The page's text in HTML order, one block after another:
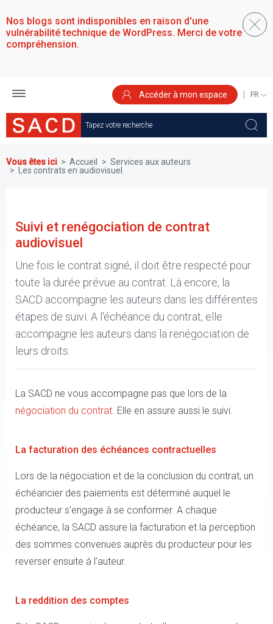
au
contenu
principal
Nos blogs sont indisponibles en raison d'une
vulnérabilité technique de WordPress. Merci de votre
compréhension.
Accéder à mon espace
YOUR
Vous êtes ici Accueil
Services aux auteurs
Les contrats en audiovisuel
Suivi et renégociation de contrat
audiovisuel
Une fois le contrat signé, il doit être respecté pour
toute la durée prévue au contrat. Là encore, la
SACD accompagne les auteurs dans les différentes
étapes de suivi. A l'échéance du contrat, elle
accompagne les auteurs dans la renégociation de
leurs droits.
La SACD ne vous accompagne pas que lors de la
négociation du contrat. Elle en assure aussi le suivi.
La facturation des échéances contractuelles
Lors de la négociation et de la conclusion du contrat, un
échéancier des paiements est déterminé auquel le
producteur s'engage à se conformer. A chaque
échéance, la SACD assure la facturation et la perception
des sommes convenues auprès du producteur pour les
reverser ensuite à l’auteur.
La reddition des comptes